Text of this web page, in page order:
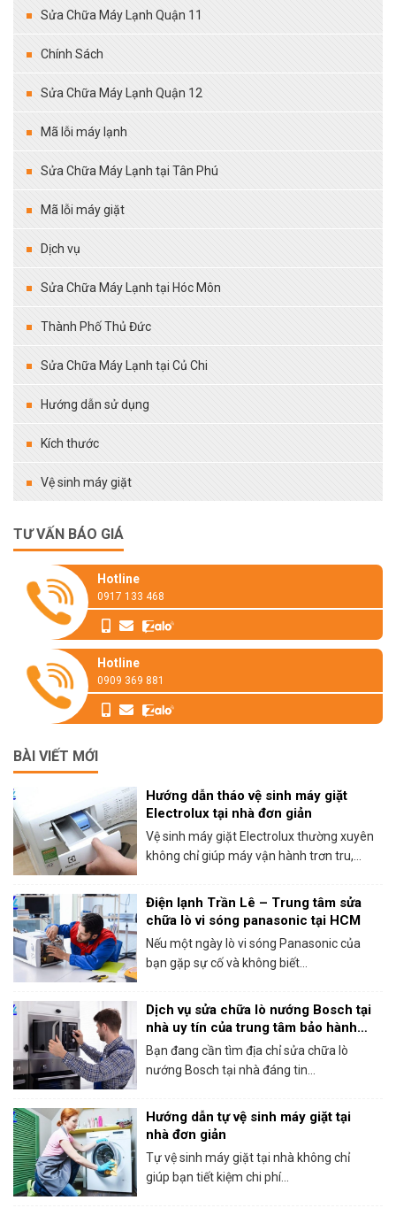
Sửa Chữa Máy Lạnh Quận 11
Chính Sách
Sửa Chữa Máy Lạnh Quận 12
Mã lỗi máy lạnh
Sửa Chữa Máy Lạnh tại Tân Phú
Mã lỗi máy giặt
Dịch vụ
Sửa Chữa Máy Lạnh tại Hóc Môn
Thành Phố Thủ Đức
Sửa Chữa Máy Lạnh tại Củ Chi
Hướng dẫn sử dụng
Kích thước
Vệ sinh máy giặt
TƯ VẤN BÁO GIÁ
Hotline
0917 133 468
Hotline
0909 369 881
BÀI VIẾT MỚI
Hướng dẫn tháo vệ sinh máy giặt
Electrolux tại nhà đơn giản
Vệ sinh máy giặt Electrolux thường xuyên
không chỉ giúp máy vận hành trơn tru,...
Điện lạnh Trần Lê – Trung tâm sửa
chữa lò vi sóng panasonic tại HCM
Nếu một ngày lò vi sóng Panasonic của
bạn gặp sự cố và không biết...
Dịch vụ sửa chữa lò nướng Bosch tại
nhà uy tín của trung tâm bảo hành
Bosch tại HCM
Bạn đang cần tìm địa chỉ sửa chữa lò
nướng Bosch tại nhà đáng tin...
Hướng dẫn tự vệ sinh máy giặt tại
nhà đơn giản
Tự vệ sinh máy giặt tại nhà không chỉ
giúp bạn tiết kiệm chi phí...